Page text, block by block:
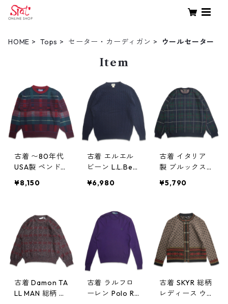
HOME Tops セーター・カーディガン ウールセーター
Item
古着 〜80年代
USA製 ペンドル
ON ウールニッ
408578n w60
218
¥8,150
古着 エルエル
ビーン L.L.Bea
セーター ネイ
gd408577n
w60218
¥6,980
古着 イタリア
製 ブルックス
oks brothers
ック 表記：XL
gd408553n
w60216
¥5,790
古着 Damon TA
LL MAN 総柄 コ
古着 ラルフロ
ーレン Polo Ral
古着 SKYR 総柄
レディース ウ